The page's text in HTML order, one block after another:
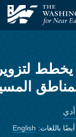
الشرق الأدنى
يخطط
باللغات: English